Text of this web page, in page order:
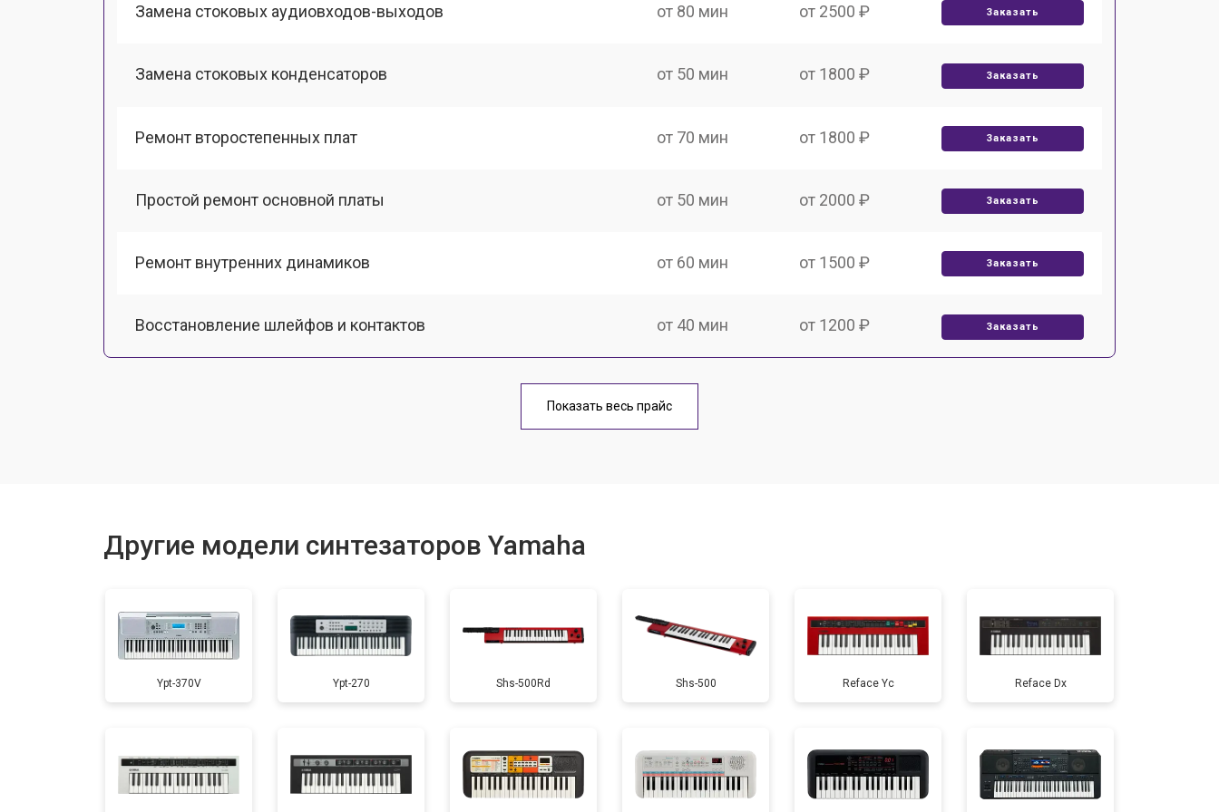
Замена стоковых аудиовходов-выходов от 80 мин от 2500 ₽ Заказать
Замена стоковых конденсаторов от 50 мин от 1800 ₽ Заказать
Ремонт второстепенных плат от 70 мин от 1800 ₽ Заказать
Простой ремонт основной платы от 50 мин от 2000 ₽ Заказать
Ремонт внутренних динамиков от 60 мин от 1500 ₽ Заказать
Восстановление шлейфов и контактов от 40 мин от 1200 ₽ Заказать
Замена токопроводящих резинок механизма клавиш от 60 мин
Ремонт клавиш от 60 мин от 1500 ₽ Заказать
Замена клавиш и уплотнителей от 40 мин от 1000 ₽ Заказать
Чистка и профилактика внутрикорпусная от 50 мин от 1200 ₽ Заказать
Показать весь прайс
Другие модели синтезаторов Yamaha
Ypt-370V Ypt-270 Shs-500Rd Shs-500 Reface Yc Reface Dx